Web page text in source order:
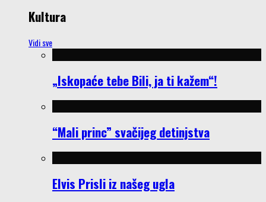
Kultura
Vidi sve
„Iskopaće tebe Bili, ja ti kažem“!
“Mali princ” svačijeg detinjstva
Elvis Prisli iz našeg ugla